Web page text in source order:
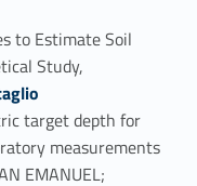
to Estimate Soil
Study,
target depth for
measurements
EMANUEL;